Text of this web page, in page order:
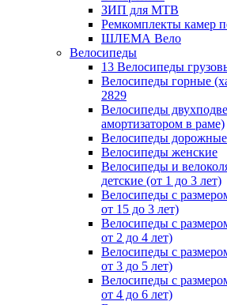
ЗИП для MTB
Ремкомплекты камер
ШЛЕМА Вело
Велосипеды
13 Велосипеды
Велосипеды горные
2829
Велосипеды
амортизатором в раме)
Велосипеды
Велосипеды женские
Велосипеды и
детские (от 1 до 3 лет)
Велосипеды с
от 15 до 3 лет)
Велосипеды с
от 2 до 4 лет)
Велосипеды с
от 3 до 5 лет)
Велосипеды с
от 4 до 6 лет)